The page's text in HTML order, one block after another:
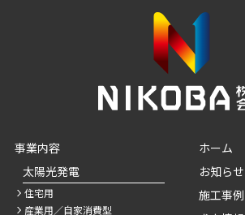
事業内容
太陽光発電
住宅用
産業用／自家消費型
ホーム
お知らせ
施工事例